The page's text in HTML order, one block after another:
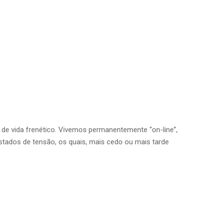
vida frenético. Vivemos permanentemente “on-line”,
de tensão, os quais, mais cedo ou mais tarde